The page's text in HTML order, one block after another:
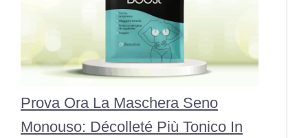
Prova Ora La Maschera Seno
Monouso: Décolleté Più Tonico In